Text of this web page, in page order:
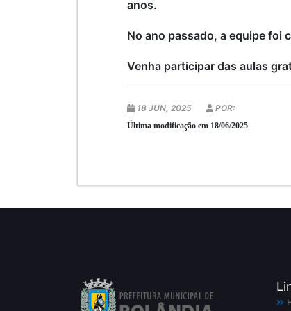
anos.
No ano passado, a equipe foi
Venha participar das aulas
18 JUN, 2025 POR:
Última modificação em 18/06/2025